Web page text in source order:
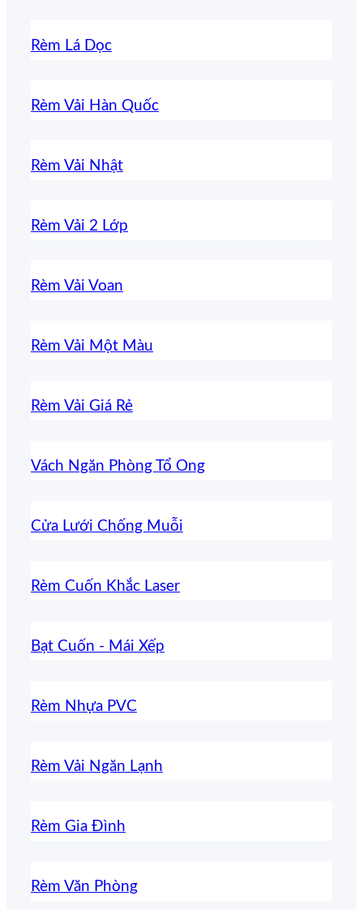
Rèm Lá Dọc
Rèm Vải Hàn Quốc
Rèm Vải Nhật
Rèm Vải 2 Lớp
Rèm Vải Voan
Rèm Vải Một Màu
Rèm Vải Giá Rẻ
Vách Ngăn Phòng Tổ Ong
Cửa Lưới Chống Muỗi
Rèm Cuốn Khắc Laser
Bạt Cuốn - Mái Xếp
Rèm Nhựa PVC
Rèm Vải Ngăn Lạnh
Rèm Gia Đình
Rèm Văn Phòng